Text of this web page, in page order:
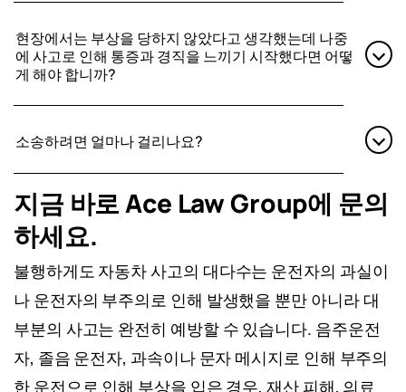
을 통해 보상을 받아야 합니다. 네바다 보험 회
사는 UM/UIM(무보험/부분 보험) 보장을 제공
해야 합니다. 운전자가 해당 보험에 가입하는
습니다.
도움을 요청하세요.가장 중요한 우선순
위는 관련된 모든 사람의 안전입니다. 또
것이 사건 해결에 도움이 될 수 있습니다.
사진을 찍으세요.
해 두면 나중에 큰 도움이 될 수 있습니다.
관련된 모든 사람으로부터 연락처 및 보험
정보를 얻으세요.경찰은 또한 이 정보를
현장에서는 부상을 당하지 않았다고 생각했는데 나중
에 사고로 인해 통증과 경직을 느끼기 시작했다면 어떻
게 해야 합니까?
도움을 받아야 합니다. 신속한 의학적 진단을
받는 것은 올바른 치료를 받는데 도움이 될 뿐
만 아니라 부상의 전체 범위를 고려한 최대한의
보상을 요구하는데에도 도움이 됩니다.
소송하려면 얼마나 걸리나요?
Nevada 공소시효는 자동차 사고 피해자가 개
인 상해 소송을 제기할 수 있는 기간을 2년으로
규정하고 있습니다. 시계는 부상을 발견한 날
부터 시작되며, 대부분의 피해자에게는 사고
당일이 됩니다. 상처를 입으셨다면 에이스법률
그룹에 연락하세요. 너무 늦게 접수된 소송은
판사가 기각하고 귀하는 소송을 제기할 수 없기
지금 바로 Ace Law Group에 문의
하세요.
불행하게도 자동차 사고의 대다수는 운전자의 과실이
나 운전자의 부주의로 인해 발생했을 뿐만 아니라 대
부분의 사고는 완전히 예방할 수 있습니다. 음주운전
자, 졸음 운전자, 과속이나 문자 메시지로 인해 부주의
한 운전으로 인해 부상을 입은 경우, 재산 피해, 의료